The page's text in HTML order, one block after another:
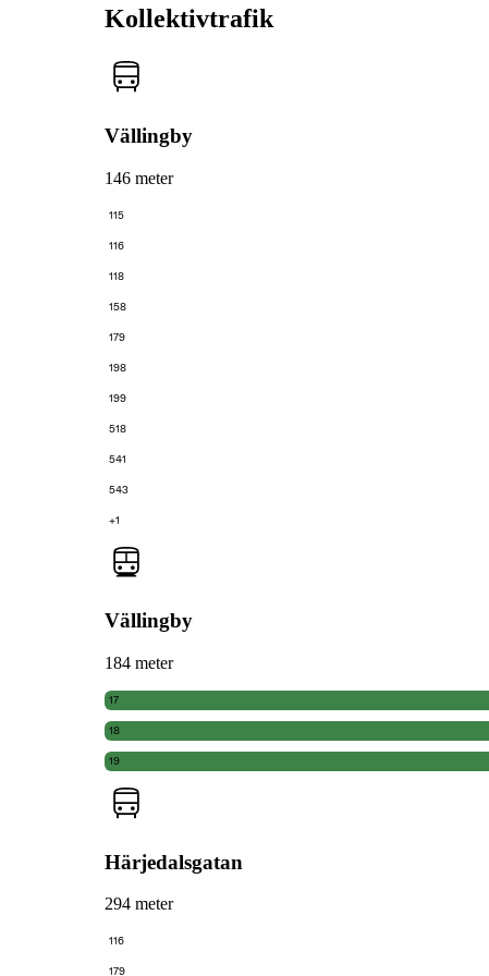
Kollektivtrafik
Vällingby
146 meter
115
116
118
158
179
198
199
518
541
543
+1
Vällingby
184 meter
17
18
19
Härjedalsgatan
294 meter
116
179